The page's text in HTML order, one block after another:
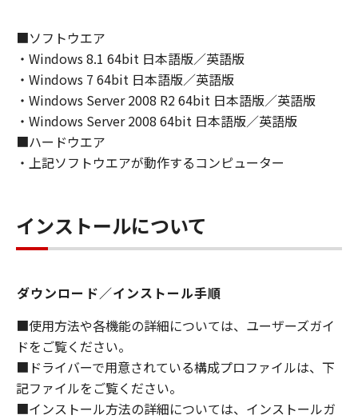
４．所有権
「本ソフトウェア」に係る権原および所有権
は、その内容によりキヤノンまたはキヤノンの
ライセンサーに帰属します。
５．輸出
トウェア」の全部または一部を、直接または間
接に輸出してはなりません。
キヤノン、キヤノンの子会社、関係会社、それ
のライセンサーは、お客様による「本ソフトウ
ェア」の使用を支援すること、および「本ソフ
トウェア」に対してアップデート、バグの修正
あるいはサポートを行うことについて、いかな
る責任も負うものではありません。
■ソフトウエア
・Windows 8.1 64bit 日本語版／英語版
・Windows 7 64bit 日本語版／英語版
・Windows Server 2008 R2 64bit 日本語版／英語版
・Windows Server 2008 64bit 日本語版／英語版
■ハードウエア
・上記ソフトウエアが動作するコンピューター
インストールについて
ダウンロード／インストール手順
■使用方法や各機能の詳細については、ユーザーズガイ
ドをご覧ください。
■ドライバーで用意されている構成プロファイルは、下
記ファイルをご覧ください。
■インストール方法の詳細については、インストールガ